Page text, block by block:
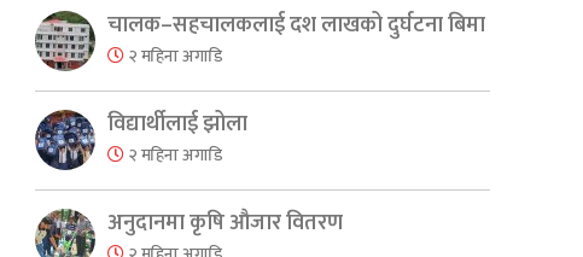
चालक–सहचालकलाई दश लाखको दुर्घटना बिमा
२ महिना अगाडि
विद्यार्थीलाई झोला
२ महिना अगाडि
अनुदानमा कृषि औजार वितरण